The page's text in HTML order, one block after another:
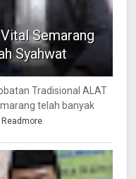
Semarang
Syahwat
Tradisional ALAT
telah banyak
Readmore